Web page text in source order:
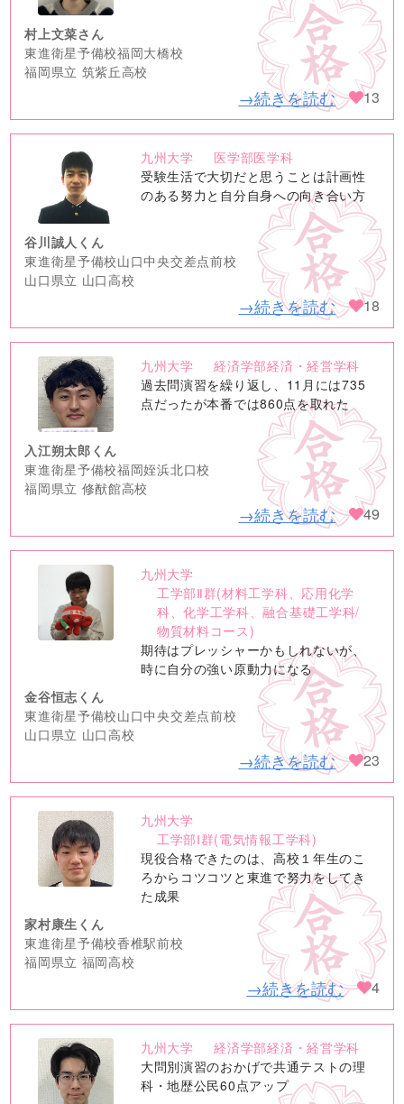
村上文菜さん
東進衛星予備校福岡大橋校
福岡県立 筑紫丘高校
→続きを読む 13
no
image
九州大学
医学部医学科
受験生活で大切だと思うことは計画性
のある努力と自分自身への向き合い方
谷川誠人くん
東進衛星予備校山口中央交差点前校
山口県立 山口高校
→続きを読む 18
no
image
九州大学
経済学部経済・経営学科
過去問演習を繰り返し、11月には735
点だったが本番では860点を取れた
入江朔太郎くん
東進衛星予備校福岡姪浜北口校
福岡県立 修猷館高校
→続きを読む 49
no
image
九州大学
工学部Ⅱ群(材料工学科、応用化学
科、化学工学科、融合基礎工学科/
物質材料コース)
期待はプレッシャーかもしれないが、
時に自分の強い原動力になる
金谷恒志くん
東進衛星予備校山口中央交差点前校
山口県立 山口高校
→続きを読む 23
no
image
九州大学
工学部Ⅰ群(電気情報工学科)
現役合格できたのは、高校１年生のこ
ろからコツコツと東進で努力をしてき
た成果
家村康生くん
東進衛星予備校香椎駅前校
福岡県立 福岡高校
→続きを読む 4
no
image
九州大学
経済学部経済・経営学科
大問別演習のおかげで共通テストの理
科・地歴公民60点アップ